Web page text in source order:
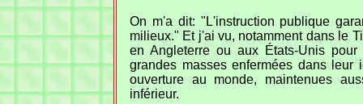
On m'a dit: "L'instruction publique
milieux." Et j'ai vu, notamment dans le
en Angleterre ou aux États-Unis
grandes masses enfermées dans
ouverture au monde, maintenues
inférieur.